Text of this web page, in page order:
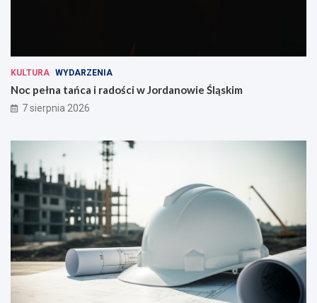
KULTURA WYDARZENIA
Noc pełna tańca i radości w Jordanowie Śląskim
7 sierpnia 2026